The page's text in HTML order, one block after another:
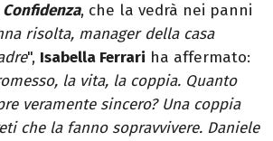
Confidenza, che la vedrà nei panni
risolta, manager della casa
", Isabella Ferrari ha affermato:
la vita, la coppia. Quanto
veramente sincero? Una coppia
che la fanno sopravvivere. Daniele